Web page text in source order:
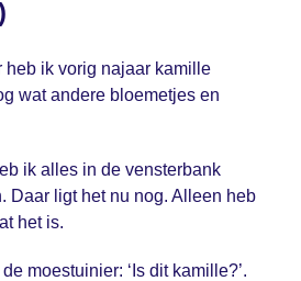
heb ik vorig najaar kamille
wat andere bloemetjes en
ik alles in de vensterbank
Daar ligt het nu nog. Alleen heb
het is.
moestuinier: ‘Is dit kamille?’.